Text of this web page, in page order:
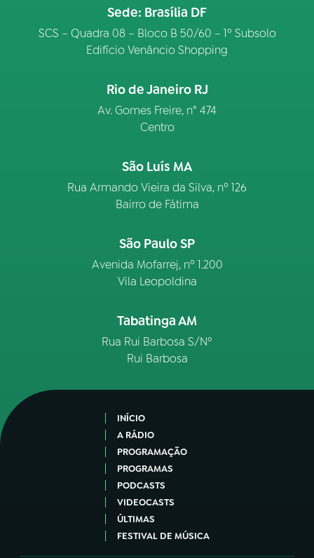
Sede: Brasília DF
SCS – Quadra 08 – Bloco B 50/60 – 1º Subsolo
Edifício Venâncio Shopping
Rio de Janeiro RJ
Av. Gomes Freire, n° 474
Centro
São Luís MA
Rua Armando Vieira da Silva, nº 126
Bairro de Fátima
São Paulo SP
Avenida Mofarrej, nº 1.200
Vila Leopoldina
Tabatinga AM
Rua Rui Barbosa S/Nº
Rui Barbosa
INÍCIO
A RÁDIO
PROGRAMAÇÃO
PROGRAMAS
PODCASTS
VIDEOCASTS
ÚLTIMAS
FESTIVAL DE MÚSICA